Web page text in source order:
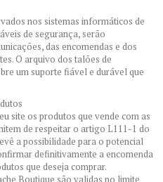
nos sistemas informáticos de
de segurança, serão
das encomendas e dos
O arquivo dos talões de
um suporte fiável e durável que
site os produtos que vende com as
de respeitar o artigo L111-1 do
a possibilidade para o potencial
definitivamente a encomenda
que deseja comprar.
Boutique são validas no limite